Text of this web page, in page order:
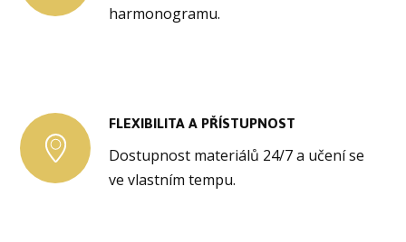
harmonogramu.
FLEXIBILITA A PŘÍSTUPNOST
Dostupnost materiálů 24/7 a učení se
ve vlastním tempu.